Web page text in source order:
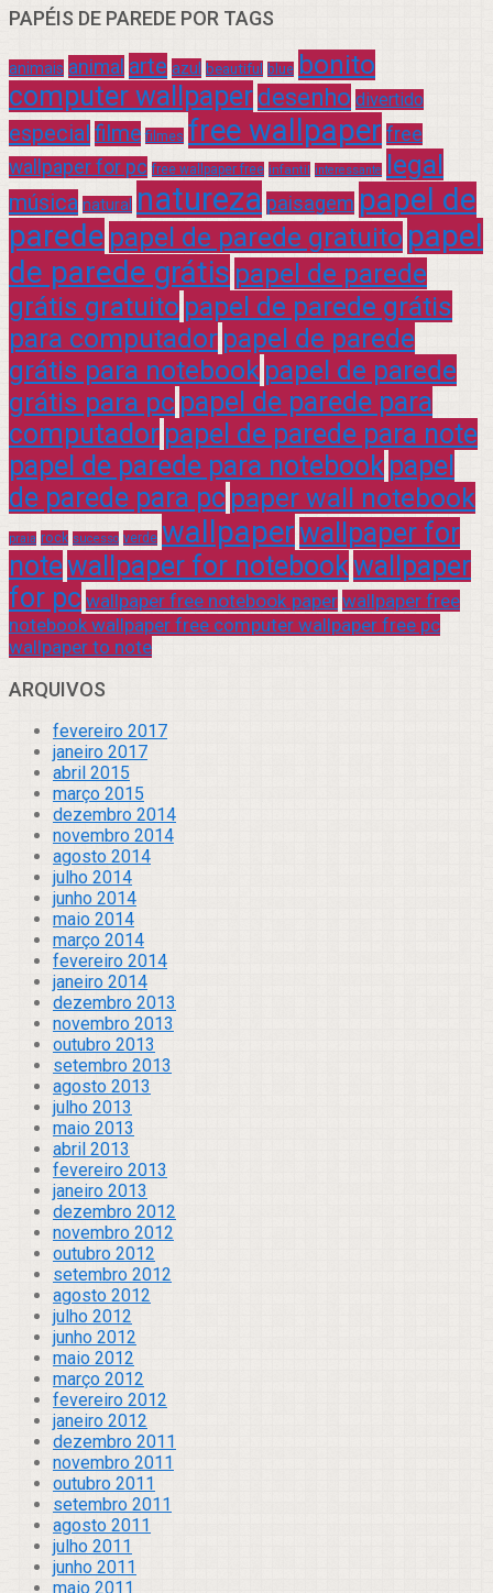
PAPÉIS DE PAREDE POR TAGS
animais animal arte azul beautiful blue bonito
computer wallpaper desenho divertido
especial filme filmes free wallpaper free
wallpaper for pc free wallpaper free infantil interessante legal
música natural natureza paisagem papel de
parede papel de parede gratuito papel
de parede grátis papel de parede
grátis gratuito papel de parede grátis
para computador papel de parede
grátis para notebook papel de parede
grátis para pc papel de parede para
computador papel de parede para note
papel de parede para notebook papel
de parede para pc paper wall notebook
praia rock sucesso verde wallpaperwallpaper for
notewallpaper for notebookwallpaper
for pc wallpaper free notebook paper wallpaper free
notebook wallpaper free computer wallpaper free pc
wallpaper to note
ARQUIVOS
fevereiro 2017
janeiro 2017
abril 2015
março 2015
dezembro 2014
novembro 2014
agosto 2014
julho 2014
junho 2014
maio 2014
março 2014
fevereiro 2014
janeiro 2014
dezembro 2013
novembro 2013
outubro 2013
setembro 2013
agosto 2013
julho 2013
maio 2013
abril 2013
fevereiro 2013
janeiro 2013
dezembro 2012
novembro 2012
outubro 2012
setembro 2012
agosto 2012
julho 2012
junho 2012
maio 2012
março 2012
fevereiro 2012
janeiro 2012
dezembro 2011
novembro 2011
outubro 2011
setembro 2011
agosto 2011
julho 2011
junho 2011
maio 2011